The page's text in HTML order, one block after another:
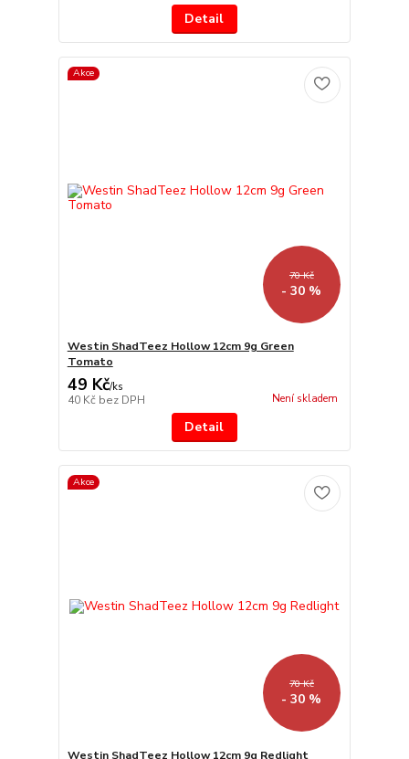
Detail
Akce
70 Kč
- 30 %
Westin ShadTeez Hollow 12cm 9g Green
Tomato
49 Kč/ks
40 Kč bez DPH Není skladem
Detail
Akce
70 Kč
- 30 %
Westin ShadTeez Hollow 12cm 9g Redlight